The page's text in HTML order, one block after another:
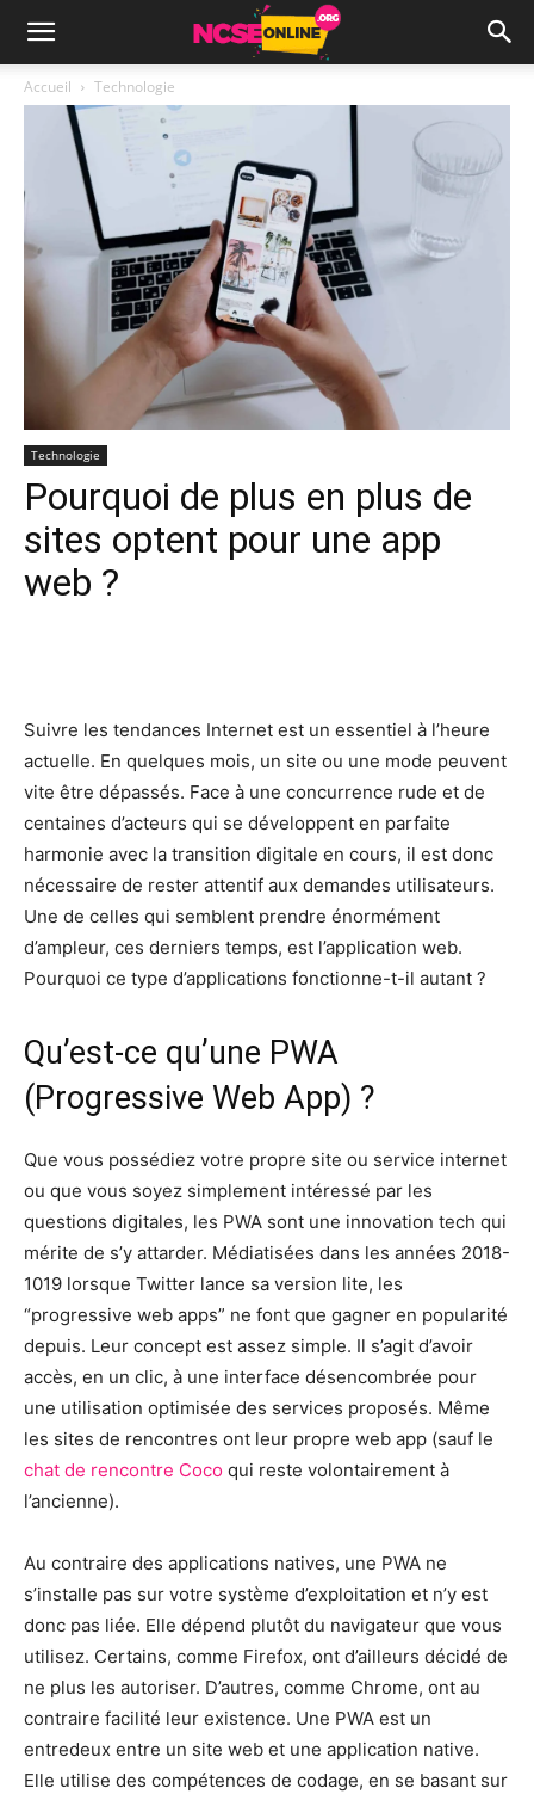
Accueil Technologie
Technologie
Pourquoi de plus en plus de
sites optent pour une app
web ?
Suivre les tendances Internet est un essentiel à l’heure
actuelle. En quelques mois, un site ou une mode peuvent
vite être dépassés. Face à une concurrence rude et de
centaines d’acteurs qui se développent en parfaite
harmonie avec la transition digitale en cours, il est donc
nécessaire de rester attentif aux demandes utilisateurs.
Une de celles qui semblent prendre énormément
d’ampleur, ces derniers temps, est l’application web.
Pourquoi ce type d’applications fonctionne-t-il autant ?
Qu’est-ce qu’une PWA
(Progressive Web App) ?
Que vous possédiez votre propre site ou service internet
ou que vous soyez simplement intéressé par les
questions digitales, les PWA sont une innovation tech qui
mérite de s’y attarder. Médiatisées dans les années 2018-
1019 lorsque Twitter lance sa version lite, les
“progressive web apps” ne font que gagner en popularité
depuis. Leur concept est assez simple. Il s’agit d’avoir
accès, en un clic, à une interface désencombrée pour
une utilisation optimisée des services proposés. Même
les sites de rencontres ont leur propre web app (sauf le
chat de rencontre Coco qui reste volontairement à
l’ancienne).
Au contraire des applications natives, une PWA ne
s’installe pas sur votre système d’exploitation et n’y est
donc pas liée. Elle dépend plutôt du navigateur que vous
utilisez. Certains, comme Firefox, ont d’ailleurs décidé de
ne plus les autoriser. D’autres, comme Chrome, ont au
contraire facilité leur existence. Une PWA est un
entredeux entre un site web et une application native.
Elle utilise des compétences de codage, en se basant sur